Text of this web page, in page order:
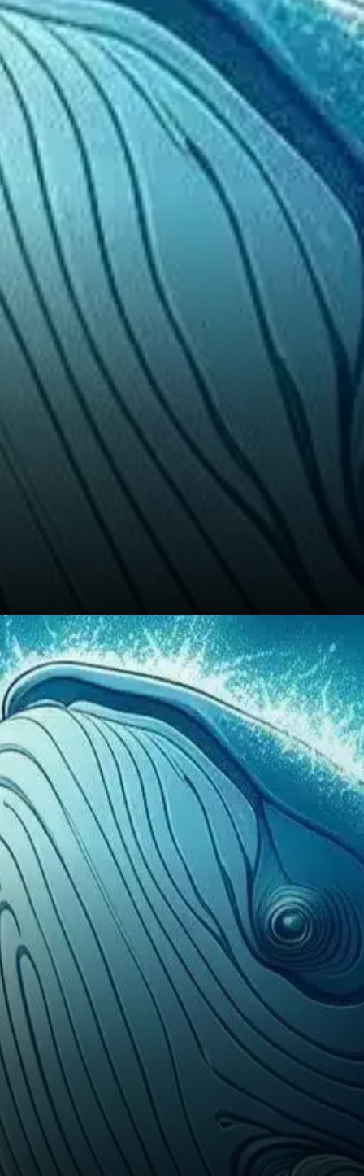
Par ailleurs, le marché des
dérivés de TON a connu une
hausse marquée. Le volume a
augmenté de près de 15 %
pour atteindre 174,86 millions
de dollars, tandis que l’open
interest…